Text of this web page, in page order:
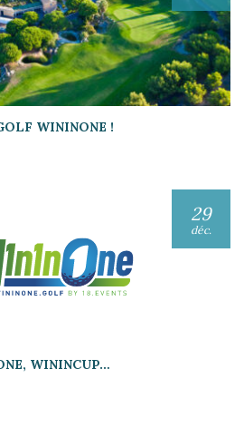
WININONE !
29
déc.
WININCUP…